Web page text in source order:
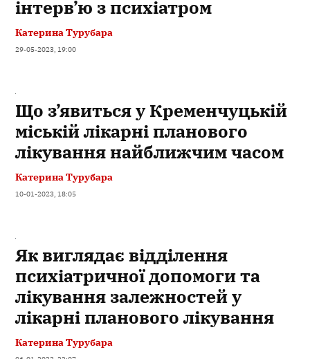
інтерв’ю з психіатром
Катерина Турубара
29-05-2023, 19:00
Що з’явиться у Кременчуцькій
міській лікарні планового
лікування найближчим часом
Катерина Турубара
10-01-2023, 18:05
Як виглядає відділення
психіатричної допомоги та
лікування залежностей у
лікарні планового лікування
Катерина Турубара